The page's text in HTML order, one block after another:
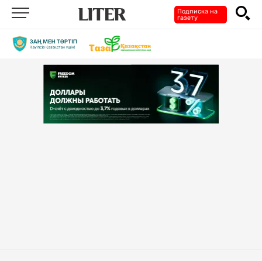
Подписка на
газету